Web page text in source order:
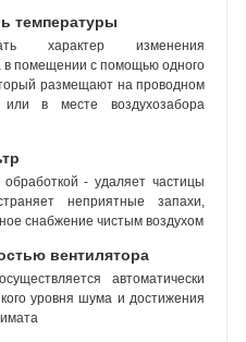
температуры
характер изменения
в помещении с помощью одного
размещают на проводном
или в месте воздухозабора
- удаляет частицы
неприятные запахи,
снабжение чистым воздухом
вентилятора
автоматически
уровня шума и достижения